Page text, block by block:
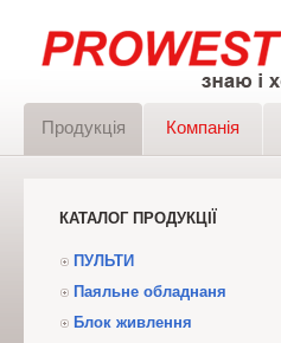
Продукція Компанія
КАТАЛОГ ПРОДУКЦІЇ
ПУЛЬТИ
Паяльне обладнаня
Блок живлення